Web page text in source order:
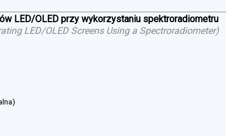
LED/OLED przy wykorzystaniu spektroradiometru
LED/OLED Screens Using a Spectroradiometer)